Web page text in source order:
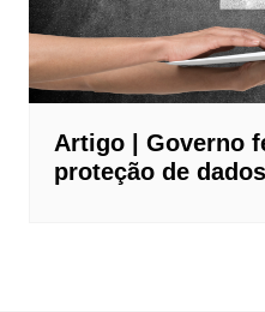
Artigo | Governo
proteção de